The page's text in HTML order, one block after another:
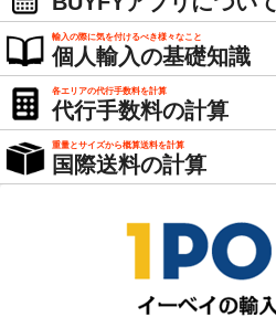
輸入の際に気を付けるべき様々なこと
個人輸入の基礎知識
各エリアの代行手数料を計算
代行手数料の計算
重量とサイズから概算送料を計算
国際送料の計算